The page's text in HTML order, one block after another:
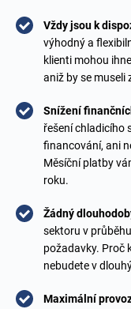
Vždy jsou k
výhodný a
klienti mohou
aniž by se
Snížení
řešení chladicího
financování, ani
Měsíční platby
roku.
Žádný
sektoru v
požadavky. Proč
nebudete v
Maximální